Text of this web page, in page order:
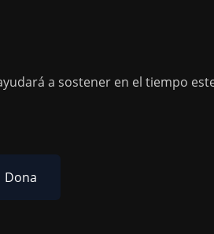
a sostener en el tiempo
Dona